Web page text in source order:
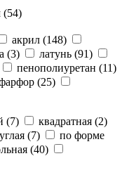
(54)
акрил (148)
(3) латунь (91)
пенополиуретан (11)
(25)
(7) квадратная (2)
(7)
по форме
(40)